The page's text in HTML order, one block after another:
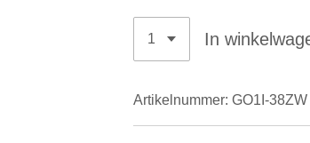
In
Artikelnummer: GO1I-38ZW